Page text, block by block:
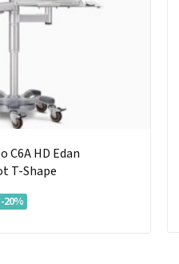
C6A HD Edan
T-Shape
-20%